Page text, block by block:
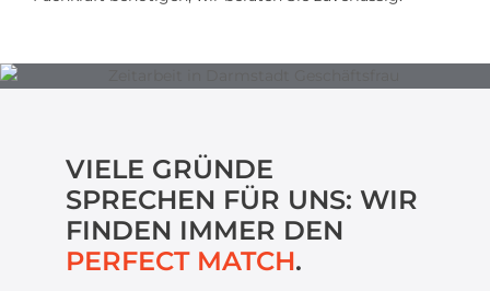
VIELE GRÜNDE
SPRECHEN FÜR UNS: WIR
FINDEN IMMER DEN
PERFECT MATCH.